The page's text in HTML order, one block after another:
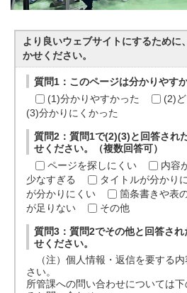
より良いウェブサイトにするために
かせください。
質問1：このページは分かりやす
(1)分かりやすかった
(2)
(3)分かりにくかった
質問2：質問1で(2)(3)と回答され
せください。（複数回答可）
ページを探しにくい
内容
少なすぎる
タイトルが分かり
が分かりにくい
箇条書きや表
が足りない
その他
質問3：質問2でその他と回答さ
せください。
（注）個人情報・返信を要する
さい。
所管課への問い合わせについては